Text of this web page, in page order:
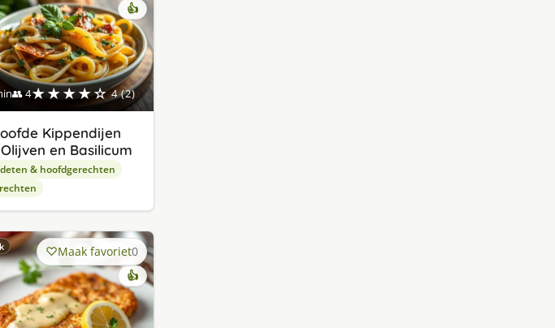
👥 4★★★★☆ 4 (2)
👍
Kippendijen
en Basilicum
& hoofdgerechten
Maak favoriet0
👍